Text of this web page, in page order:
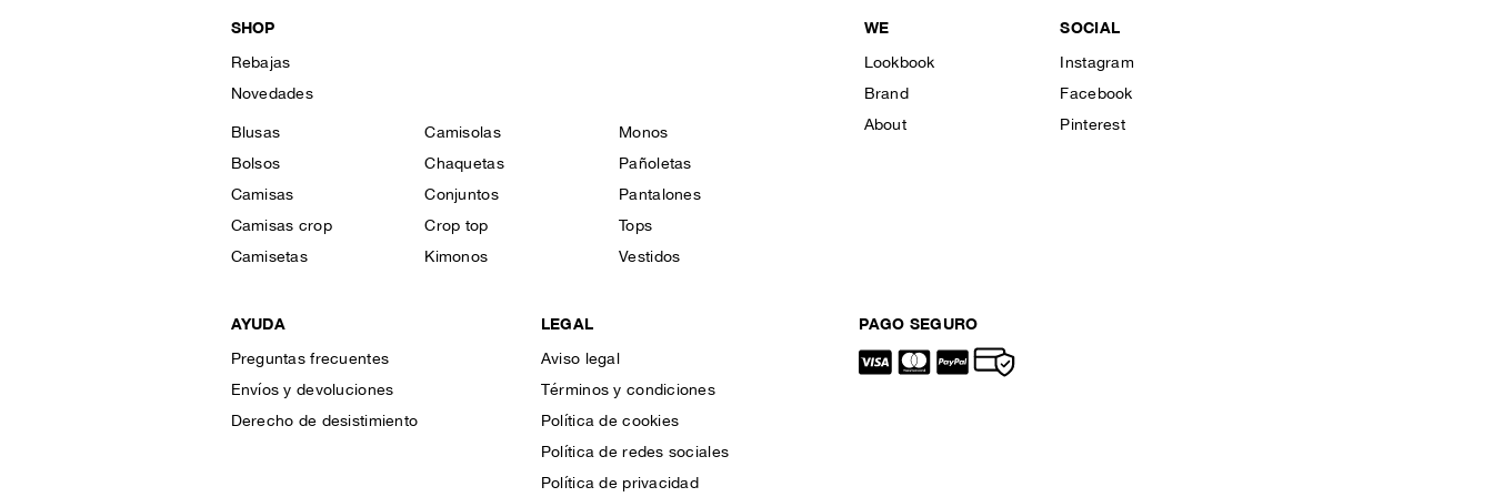
SHOP
Rebajas
Novedades
Blusas
Bolsos
Camisas
Camisas crop
Camisetas
Camisolas
Chaquetas
Conjuntos
Crop top
Kimonos
Monos
Pañoletas
Pantalones
Tops
Vestidos
WE
Lookbook
Brand
About
SOCIAL
Instagram
Facebook
Pinterest
AYUDA
Preguntas frecuentes
Envíos y devoluciones
Derecho de desistimiento
LEGAL
Aviso legal
Términos y condiciones
Política de cookies
Política de redes sociales
Política de privacidad
PAGO SEGURO